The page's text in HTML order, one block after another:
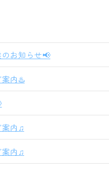
お知らせ📢
案内♨️
案内♫
案内♫